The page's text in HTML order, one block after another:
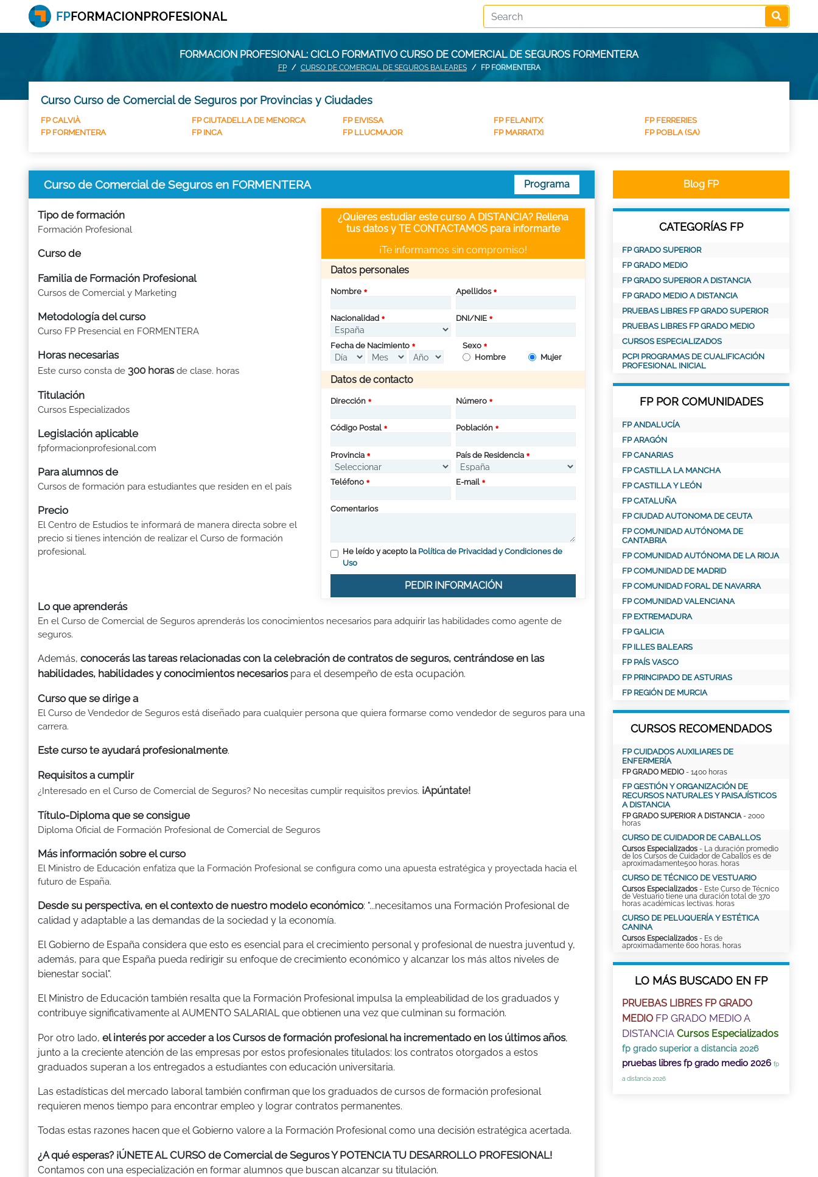
FORMACION PROFESIONAL: CICLO FORMATIVO CURSO DE COMERCIAL DE SEGUROS FORMENTERA
FP CURSO DE COMERCIAL DE SEGUROS BALEARES FP FORMENTERA
Curso Curso de Comercial de Seguros por Provincias y Ciudades
FP CALVIÀ FP CIUTADELLA DE MENORCA FP EIVISSA FP FELANITX
FP FERRERIES
FP FORMENTERA
FP INCA FP LLUCMAJOR FP MARRATXI FP POBLA (SA)
Curso de Comercial de Seguros en FORMENTERA Programa
Tipo de formación
Formación Profesional
Curso de
Familia de Formación Profesional
Cursos de Comercial y Marketing
Metodología del curso
Curso FP Presencial en FORMENTERA
Horas necesarias
Este curso consta de 300 horasde clase. horas
Titulación
Cursos Especializados
Legislación aplicable
fpformacionprofesional.com
Para alumnos de
Cursos de formación para estudiantes que residen en el país
Precio
El Centro de Estudios te informará de manera directa sobre el
precio si tienes intención de realizar el Curso de formación
profesional.
¿Quieres estudiar este curso A DISTANCIA? Rellena
tus datos y TE CONTACTAMOS para informarte
¡Te informamos sin compromiso!
Datos personales
Nombre Apellidos
Nacionalidad DNI/NIE
Fecha de Nacimiento
Sexo
Hombre
Mujer
Datos de contacto
Dirección Número
Código Postal Población
Provincia País de Residencia
Teléfono E-mail
Comentarios
He leído y acepto la Política de Privacidad y Condiciones de
Uso
PEDIR INFORMACIÓN
Lo que aprenderás
En el Curso de Comercial de Seguros aprenderás los conocimientos necesarios para adquirir las habilidades como agente de
seguros.
Además, conocerás las tareas relacionadas con la celebración de contratos de seguros, centrándose en las
habilidades, habilidades y conocimientos necesariospara el desempeño de esta ocupación.
Curso que se dirige a
El Curso de Vendedor de Seguros está diseñado para cualquier persona que quiera formarse como vendedor de seguros para una
carrera.
Este curso te ayudará profesionalmente.
Requisitos a cumplir
¿Interesado en el Curso de Comercial de Seguros? No necesitas cumplir requisitos previos. ¡Apúntate!
Título-Diploma que se consigue
Diploma Oficial de Formación Profesional de Comercial de Seguros
Más información sobre el curso
El Ministro de Educación enfatiza que la Formación Profesional se configura como una apuesta estratégica y proyectada hacia el
futuro de España.
Desde su perspectiva, en el contexto de nuestro modelo económico: "...necesitamos una Formación Profesional de
calidad y adaptable a las demandas de la sociedad y la economía.
El Gobierno de España considera que esto es esencial para el crecimiento personal y profesional de nuestra juventud y,
además, para que España pueda redirigir su enfoque de crecimiento económico y alcanzar los más altos niveles de
bienestar social".
El Ministro de Educación también resalta que la Formación Profesional impulsa la empleabilidad de los graduados y
contribuye significativamente al AUMENTO SALARIAL que obtienen una vez que culminan su formación.
Por otro lado, el interés por acceder a los Cursos de formación profesional ha incrementado en los últimos años,
junto a la creciente atención de las empresas por estos profesionales titulados: los contratos otorgados a estos
graduados superan a los entregados a estudiantes con educación universitaria.
Las estadísticas del mercado laboral también confirman que los graduados de cursos de formación profesional
requieren menos tiempo para encontrar empleo y lograr contratos permanentes.
Todas estas razones hacen que el Gobierno valore a la Formación Profesional como una decisión estratégica acertada.
¿A qué esperas? ¡ÚNETE AL CURSO de Comercial de Seguros Y POTENCIA TU DESARROLLO PROFESIONAL!
Contamos con una especialización en formar alumnos que buscan alcanzar su titulación.
Blog FP
CATEGORÍAS FP
FP GRADO SUPERIOR
FP GRADO MEDIO
FP GRADO SUPERIOR A DISTANCIA
FP GRADO MEDIO A DISTANCIA
PRUEBAS LIBRES FP GRADO SUPERIOR
PRUEBAS LIBRES FP GRADO MEDIO
CURSOS ESPECIALIZADOS
PCPI PROGRAMAS DE CUALIFICACIÓN
PROFESIONAL INICIAL
FP POR COMUNIDADES
FP ANDALUCÍA
FP ARAGÓN
FP CANARIAS
FP CASTILLA LA MANCHA
FP CASTILLA Y LEÓN
FP CATALUÑA
FP CIUDAD AUTONOMA DE CEUTA
FP COMUNIDAD AUTÓNOMA DE
CANTABRIA
FP COMUNIDAD AUTÓNOMA DE LA RIOJA
FP COMUNIDAD DE MADRID
FP COMUNIDAD FORAL DE NAVARRA
FP COMUNIDAD VALENCIANA
FP EXTREMADURA
FP GALICIA
FP ILLES BALEARS
FP PAÍS VASCO
FP PRINCIPADO DE ASTURIAS
FP REGIÓN DE MURCIA
CURSOS RECOMENDADOS
FP CUIDADOS AUXILIARES DE
ENFERMERÍA
FP GRADO MEDIO - 1400 horas
FP GESTIÓN Y ORGANIZACIÓN DE
RECURSOS NATURALES Y PAISAJÍSTICOS
A DISTANCIA
FP GRADO SUPERIOR A DISTANCIA- 2000
horas
CURSO DE CUIDADOR DE CABALLOS
Cursos Especializados - La duración promedio
de los Cursos de Cuidador de Caballos es de
aproximadamente500 horas. horas
CURSO DE TÉCNICO DE VESTUARIO
Cursos Especializados - Este Curso de Técnico
de Vestuario tiene una duración total de 370
horas académicas lectivas. horas
CURSO DE PELUQUERÍA Y ESTÉTICA
CANINA
Cursos Especializados - Es de
aproximadamente 600 horas. horas
LO MÁS BUSCADO EN FP
PRUEBAS LIBRES FP GRADO
MEDIO FP GRADO MEDIO A
DISTANCIA Cursos Especializados
fp grado superior a distancia 2026
pruebas libres fp grado medio 2026 fp
a distancia 2026